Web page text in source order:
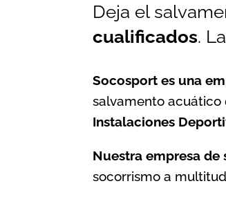
Deja el
cualificados.
Socosport es una
salvamento acuático
Instalaciones
Nuestra empresa de
socorrismo a